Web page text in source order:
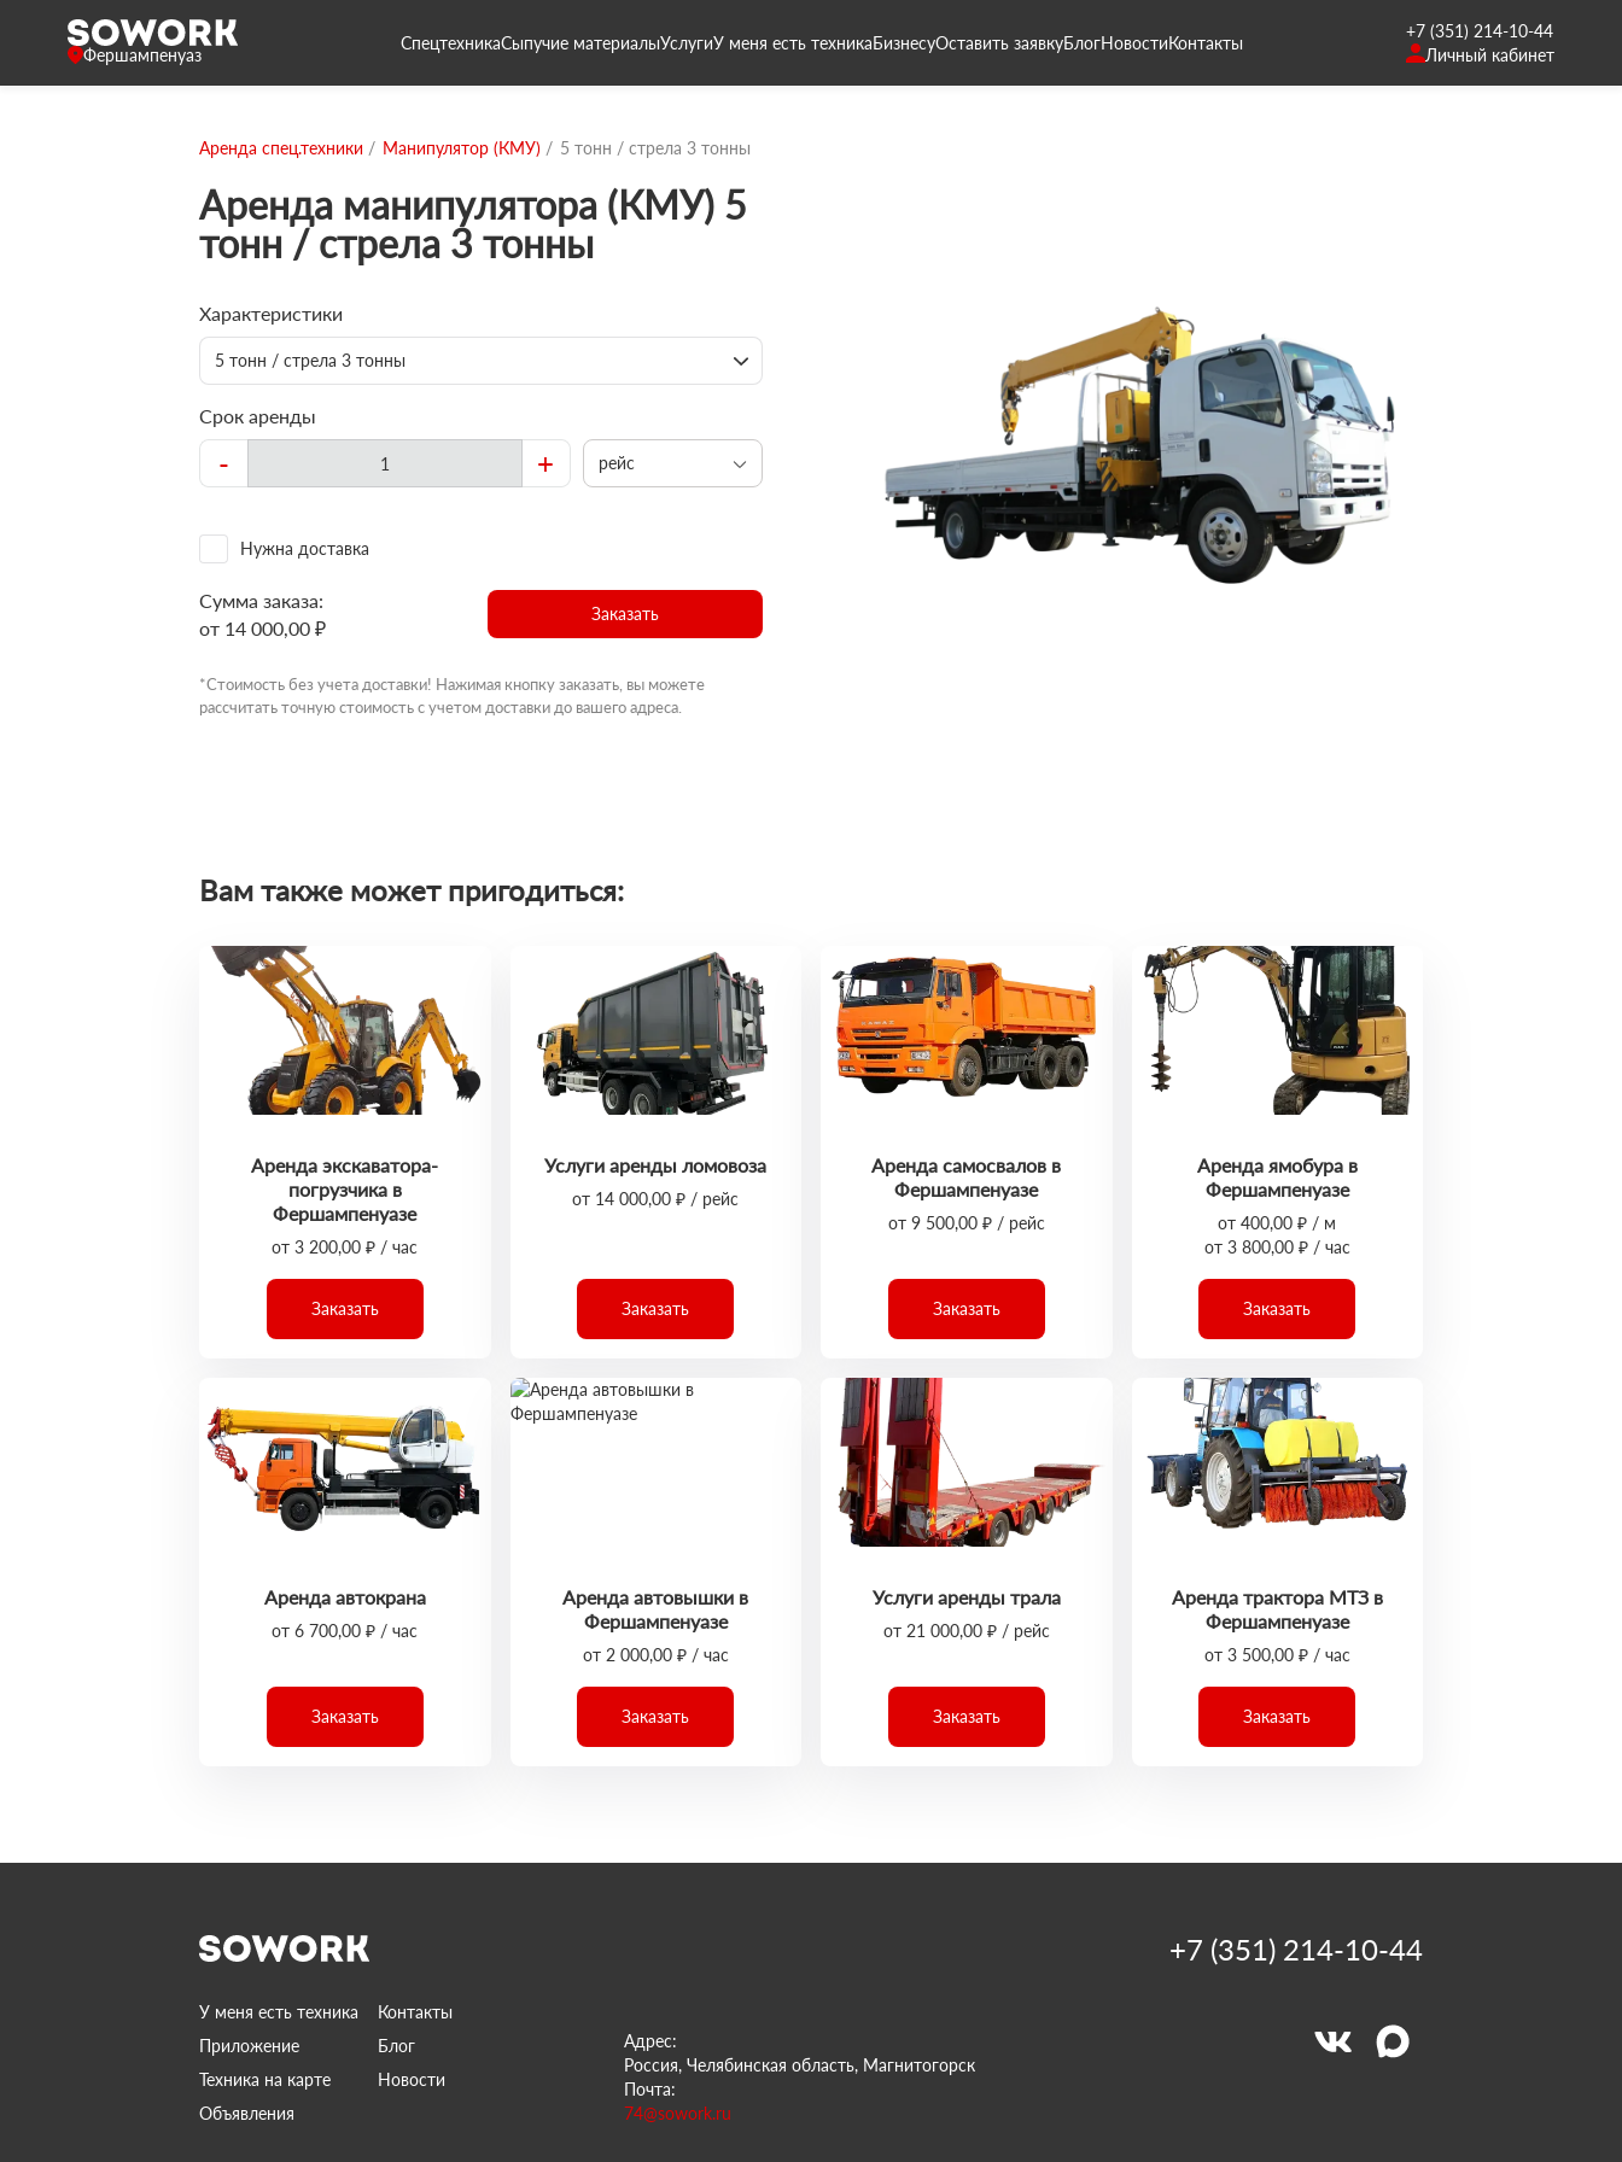
Фершампенуаз
СпецтехникаСыпучие материалыУслугиУ меня есть техникаБизнесуОставить заявкуБлогНовостиКонтакты
+7 (351) 214-10-44
Личный кабинет
Аренда спец.техники Манипулятор (КМУ) 5 тонн / стрела 3 тонны
Аренда манипулятора (КМУ) 5
тонн / стрела 3 тонны
Характеристики
5 тонн / стрела 3 тонны
Срок аренды
- + рейс
Нужна доставка
Сумма заказа:
от 14 000,00 ₽
Заказать
*Стоимость без учета доставки! Нажимая кнопку заказать, вы можете
рассчитать точную стоимость с учетом доставки до вашего адреса.
Вам также может пригодиться:
Аренда экскаватора-
погрузчика в
Фершампенуазе
от 3 200,00 ₽ / час
Заказать
Услуги аренды ломовоза
от 14 000,00 ₽ / рейс
Заказать
Аренда самосвалов в
Фершампенуазе
от 9 500,00 ₽ / рейс
Заказать
Аренда ямобура в
Фершампенуазе
от 400,00 ₽ / м
от 3 800,00 ₽ / час
Заказать
Аренда автокрана
от 6 700,00 ₽ / час
Заказать
Аренда автовышки в
Фершампенуазе
от 2 000,00 ₽ / час
Заказать
Услуги аренды трала
от 21 000,00 ₽ / рейс
Заказать
Аренда трактора МТЗ в
Фершампенуазе
от 3 500,00 ₽ / час
Заказать
У меня есть техника
Контакты
Приложение
Блог
Техника на карте
Новости
Объявления
Адрес:
Россия, Челябинская область, Магнитогорск
Почта:
74@sowork.ru
+7 (351) 214-10-44